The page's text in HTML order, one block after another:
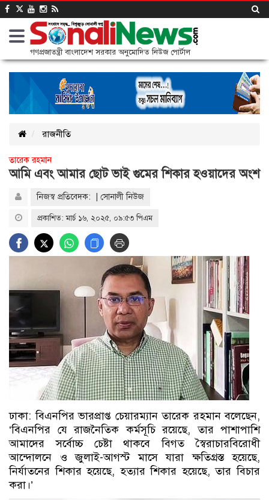
গণপ্রজাতন্ত্রী বাংলাদেশ সরকার অনুমোদিত নিউজ পোর্টাল
রাজনীতি
তারেক রহমান
আমি এবং আমার ছোট ভাই গুমের শিকার হওয়াদের অংশ
নিজস্ব প্রতিবেদক: | সোনালী নিউজ
প্রকাশিত: মার্চ ১৬, ২০২৫, ০৯:৫৩ পিএম
ঢাকা: বিএনপির ভারপ্রাপ্ত চেয়ারম্যান তারেক রহমান বলেছেন,
‘বিএনপির যে রাজনৈতিক কর্মসূচি রয়েছে, তার পাশাপাশি
আমাদের সর্বোচ্চ চেষ্টা থাকবে বিগত স্বৈরাচারবিরোধী
আন্দোলনে ও জুলাই-আগস্ট মাসে যারা ক্ষতিগ্রস্ত হয়েছে,
নির্যাতনের শিকার হয়েছে, হত্যার শিকার হয়েছে, তার বিচার
করা।’